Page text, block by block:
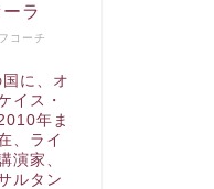
コーチ
ラ
に、オ
イス・
年ま
、ライ
演家、
ルタン